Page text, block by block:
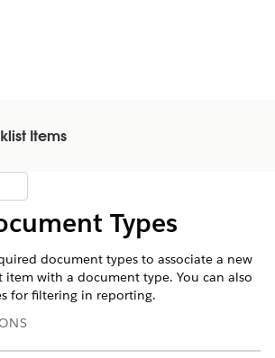
Items
Types
document types to associate a new
item with a document type. You can also
for filtering in reporting.